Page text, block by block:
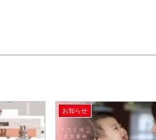
お知らせ